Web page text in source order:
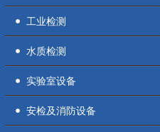
工业检测
水质检测
实验室设备
安检及消防设备